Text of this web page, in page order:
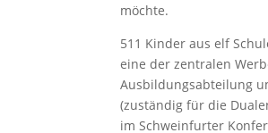
möchte.
511 Kinder aus elf
eine der zentralen
Ausbildungsabteilung
(zuständig für die
im Schweinfurter